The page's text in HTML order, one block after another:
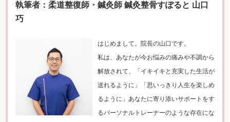
執筆者：柔道整復師・鍼灸師 鍼灸整骨すぽると 山口
巧
はじめまして。院長の山口です。
私は、あなたが今お悩みの痛みや不調から
解放されて、「イキイキと充実した生活が
送れるように」「思いっきり人生を楽しめ
るように」 あなたに寄り添いサポートをす
るパーソナルトレーナーのような存在にな